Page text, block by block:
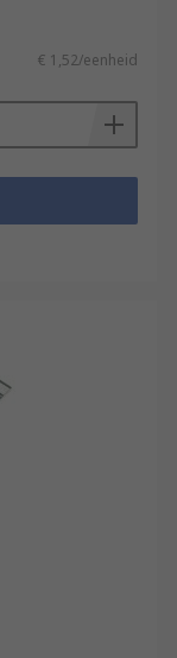
€ 1,52/eenheid